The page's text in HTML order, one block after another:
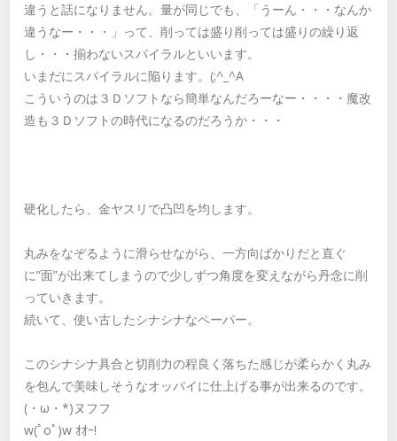
違うと話になりません。量が同じでも、「うーん・・・なんか
違うなー・・・」って、削っては盛り削っては盛りの繰り返
し・・・揃わないスパイラルといいます。
いまだにスパイラルに陥ります。(;^_^A
こういうのは３Ｄソフトなら簡単なんだろーなー・・・・魔改
造も３Ｄソフトの時代になるのだろうか・・・
硬化したら、金ヤスリで凸凹を均します。
丸みをなぞるように滑らせながら、一方向ばかりだと直ぐ
に”面”が出来てしまうので少しずつ角度を変えながら丹念に削
っていきます。
続いて、使い古したシナシナなペーパー。
このシナシナ具合と切削力の程良く落ちた感じが柔らかく丸み
を包んで美味しそうなオッパイに仕上げる事が出来るのです。
(・ω・*)ヌフフ
w(ﾟoﾟ)w ｵｵｰ!